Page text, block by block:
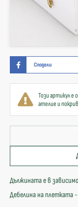
Сподели
Този артикул е
ателие и
Дължината е в
Дебелина на плетката